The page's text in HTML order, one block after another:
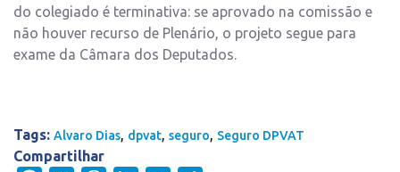
do colegiado é terminativa: se aprovado na comissão e
não houver recurso de Plenário, o projeto segue para
exame da Câmara dos Deputados.
Tags: Alvaro Dias, dpvat, seguro, Seguro DPVAT
Compartilhar